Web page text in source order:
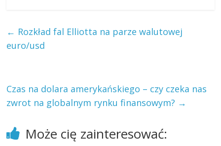
← Rozkład fal Elliotta na parze walutowej
euro/usd
Czas na dolara amerykańskiego – czy czeka nas
zwrot na globalnym rynku finansowym? →
Może cię zainteresować: